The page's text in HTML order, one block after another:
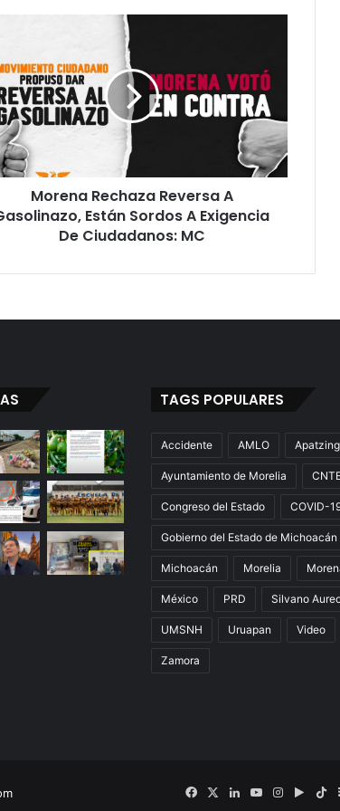
Morena Rechaza Reversa A
Están Sordos A Exigencia
De Ciudadanos: MC
TAGS POPULARES
Accidente AMLO
Ayuntamiento de Morelia
Congreso del Estado COVID-
Gobierno del Estado de Michoacán
Michoacán Morelia
México PRD Silvano
UMSNH Uruapan Video
Zamora
FacebookLinkedInYouTubeInstagram